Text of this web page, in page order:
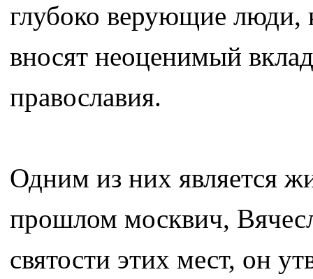
глубоко верующие люди,
вносят неоценимый
православия.
Одним из них является
прошлом москвич,
святости этих мест, он